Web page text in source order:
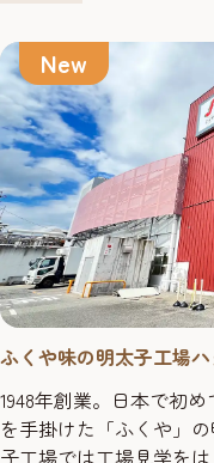
特で威勢のいい売り声
New
ふくや味の明太子工場
1948年創業。日本で初
を手掛けた「ふくや」
子工場では工場見学を